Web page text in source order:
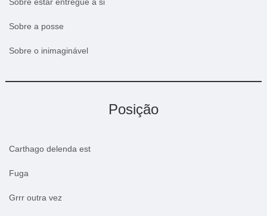
Sobre a posse
Sobre o inimaginável
Posição
Carthago delenda est
Fuga
Grrr outra vez